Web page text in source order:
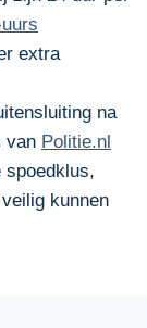
extra
na
van Politie.nl
spoedklus,
kunnen